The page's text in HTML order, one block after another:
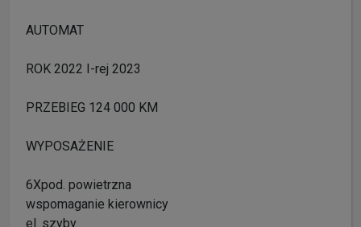
AUTOMAT
ROK 2022 I-rej 2023
PRZEBIEG 124 000 KM
WYPOSAŻENIE
6Xpod. powietrzna
wspomaganie kierownicy
el. szyby